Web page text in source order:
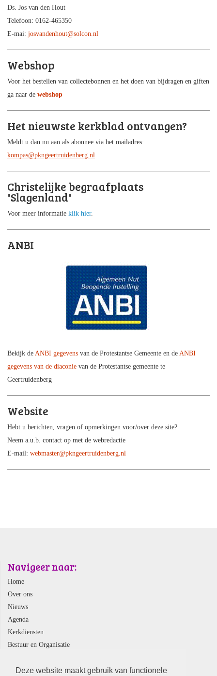
Deze website maakt gebruik van functionele
Ds. Jos van den Hout
Telefoon: 0162-465350
E-mai: josvandenhout@solcon.nl
Webshop
Voor het bestellen van collectebonnen en het doen van bijdragen en giften
ga naar de webshop
Het nieuwste kerkblad ontvangen?
Meldt u dan nu aan als abonnee via het mailadres:
kompas@pkngeertruidenberg.nl
Christelijke begraafplaats
"Slagenland"
Voor meer informatie klik hier.
ANBI
Bekijk de ANBI gegevens van de Protestantse Gemeente en de ANBI
gegevens van de diaconie van de Protestantse gemeente te
Geertruidenberg
Website
Hebt u berichten, vragen of opmerkingen voor/over deze site?
Neem a.u.b. contact op met de webredactie
E-mail: webmaster@pkngeertruidenberg.nl
Navigeer naar:
Home
Over ons
Nieuws
Agenda
Kerkdiensten
Bestuur en Organisatie
Contact